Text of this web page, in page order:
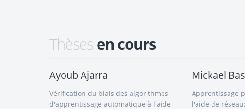
Thèsesen cours
Ayoub Ajarra
Vérification du biais des algorithmes
d'apprentissage automatique à l'aide
Mickael
Apprentissage
l'aide de